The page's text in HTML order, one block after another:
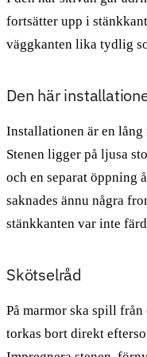
fortsätter upp i
väggkanten lika tydlig
Den här
Installationen är en
Stenen ligger på ljusa
och en separat öppning
saknades ännu några
stänkkanten var inte
Skötselråd
På marmor ska spill
torkas bort direkt